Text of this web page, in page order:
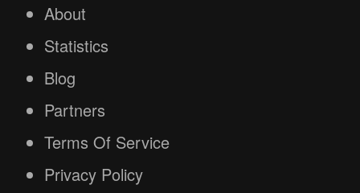
About
Statistics
Blog
Partners
Terms Of Service
Privacy Policy